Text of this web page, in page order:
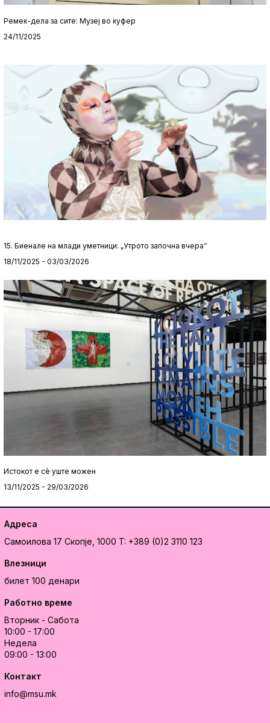
Ремек-дела за сите: Музеј во куфер
24/11/2025
15. Биенале на млади уметници: „Утрото започна вчера“
18/11/2025 - 03/03/2026
Истокот e сè уште можен
13/11/2025 - 29/03/2026
Адреса
Самоилова 17 Скопје, 1000 T: +389 (0)2 3110 123
Влезници
билет 100 денари
Работно време
Вторник - Сабота
10:00 - 17:00
Недела
09:00 - 13:00
Контакт
info@msu.mk